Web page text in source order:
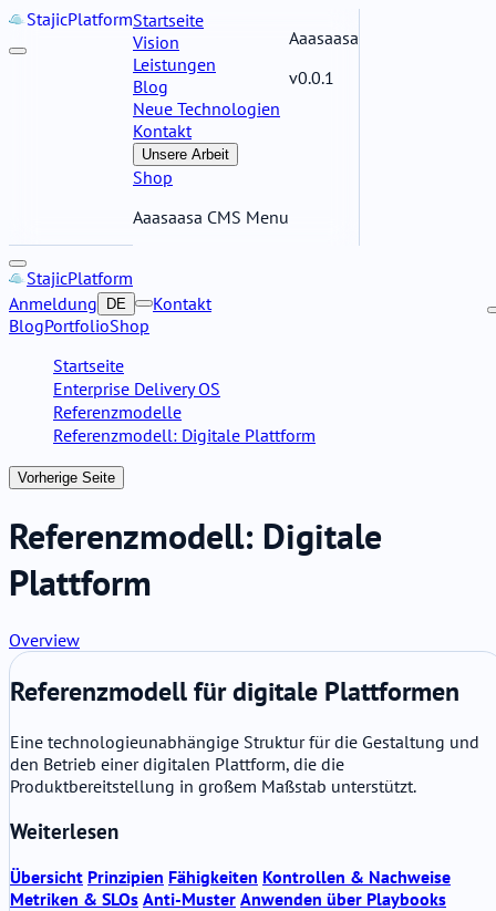
StajicPlatformStartseite
Vision
Leistungen
Blog
Neue Technologien
Kontakt
Unsere Arbeit
Shop
Aaasaasa CMS Menu
Aaasaasa
v0.0.1
StajicPlatform
BlogPortfolioShop
Anmeldung DE Kontakt
Startseite
Enterprise Delivery OS
Referenzmodelle
Referenzmodell: Digitale Plattform
Vorherige Seite
Referenzmodell: Digitale
Plattform
Overview
Referenzmodell für digitale Plattformen
Eine technologieunabhängige Struktur für die Gestaltung und
den Betrieb einer digitalen Plattform, die die
Produktbereitstellung in großem Maßstab unterstützt.
Weiterlesen
Übersicht Prinzipien Fähigkeiten Kontrollen & Nachweise
Metriken & SLOs Anti-Muster Anwenden über Playbooks